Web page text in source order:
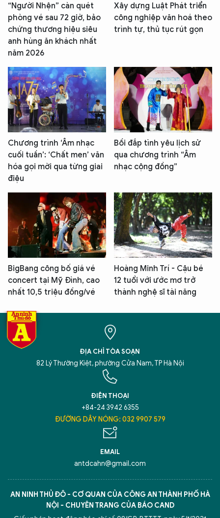
“Người Nhện” càn quét
phòng vé sau 72 giờ, bảo
chứng thương hiệu siêu
anh hùng ăn khách nhất
năm 2026
Xây dựng Luật Phát triển
công nghiệp văn hoá theo
trình tự, thủ tục rút gọn
Chương trình ‘Âm nhạc
cuối tuần’: ‘Chất men’ văn
hóa gọi mời qua từng giai
điệu
Bồi đắp tình yêu lịch sử
qua chương trình “Âm
nhạc cộng đồng”
BigBang công bố giá vé
concert tại Mỹ Đình, cao
nhất 10,5 triệu đồng/vé
Hoàng Minh Trí - Cậu bé
12 tuổi với ước mơ trở
thành nghệ sĩ tài năng
ĐỊA CHỈ TÒA SOẠN
82 Lý Thường Kiệt, phường Cửa Nam, TP Hà Nội
ĐIỆN THOẠI
+84-24 3942 6355
ĐƯỜNG DÂY NÓNG: 032 9907 579
EMAIL
antdcahn@gmail.com
AN NINH THỦ ĐÔ - CƠ QUAN CỦA CÔNG AN THÀNH PHỐ HÀ
NỘI - CHUYÊN TRANG CỦA BÁO CAND